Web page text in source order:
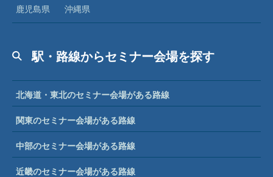
鹿児島県
沖縄県
駅・路線からセミナー会場を探す
北海道・東北のセミナー会場がある路線
関東のセミナー会場がある路線
中部のセミナー会場がある路線
近畿のセミナー会場がある路線